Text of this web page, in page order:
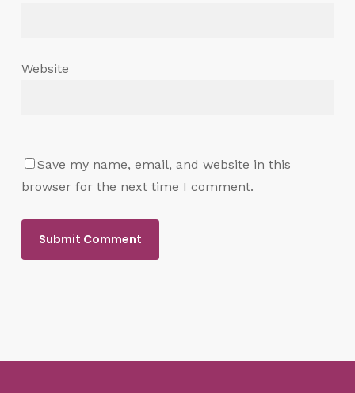
Website
Save my name, email, and website in this
browser for the next time I comment.